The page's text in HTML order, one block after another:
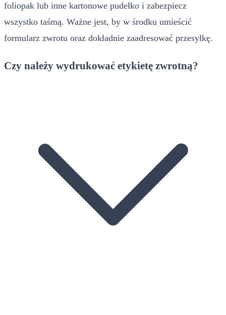
foliopak lub inne kartonowe pudełko i zabezpiecz
wszystko taśmą. Ważne jest, by w środku umieścić
formularz zwrotu oraz dokładnie zaadresować przesyłkę.
Czy należy wydrukować etykietę zwrotną?